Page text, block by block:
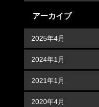
アーカイブ
2025年4月
2024年1月
2021年1月
2020年4月